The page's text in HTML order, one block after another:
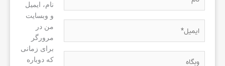
نام، ایمیل
و وبسایت
من در
مرورگر
برای زمانی
که دوباره